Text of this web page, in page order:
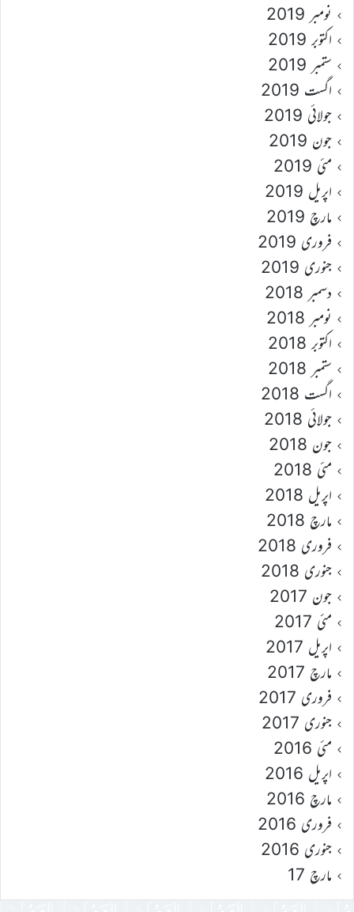
نومبر 2019
اکتوبر 2019
ستمبر 2019
اگست 2019
جولائی 2019
جون 2019
مئی 2019
اپریل 2019
مارچ 2019
فروری 2019
جنوری 2019
دسمبر 2018
نومبر 2018
اکتوبر 2018
ستمبر 2018
اگست 2018
جولائی 2018
جون 2018
مئی 2018
اپریل 2018
مارچ 2018
فروری 2018
جنوری 2018
جون 2017
مئی 2017
اپریل 2017
مارچ 2017
فروری 2017
جنوری 2017
مئی 2016
اپریل 2016
مارچ 2016
فروری 2016
جنوری 2016
مارچ 17